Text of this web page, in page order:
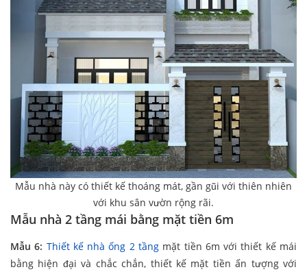
Mẫu nhà này có thiết kế thoáng mát, gần gũi với thiên nhiên
với khu sân vườn rộng rãi.
Mẫu nhà 2 tầng mái bằng mặt tiền 6m
Mẫu 6: Thiết kế nhà ống 2 tầng mặt tiền 6m với thiết kế mái
bằng hiện đại và chắc chắn, thiết kế mặt tiền ấn tượng với